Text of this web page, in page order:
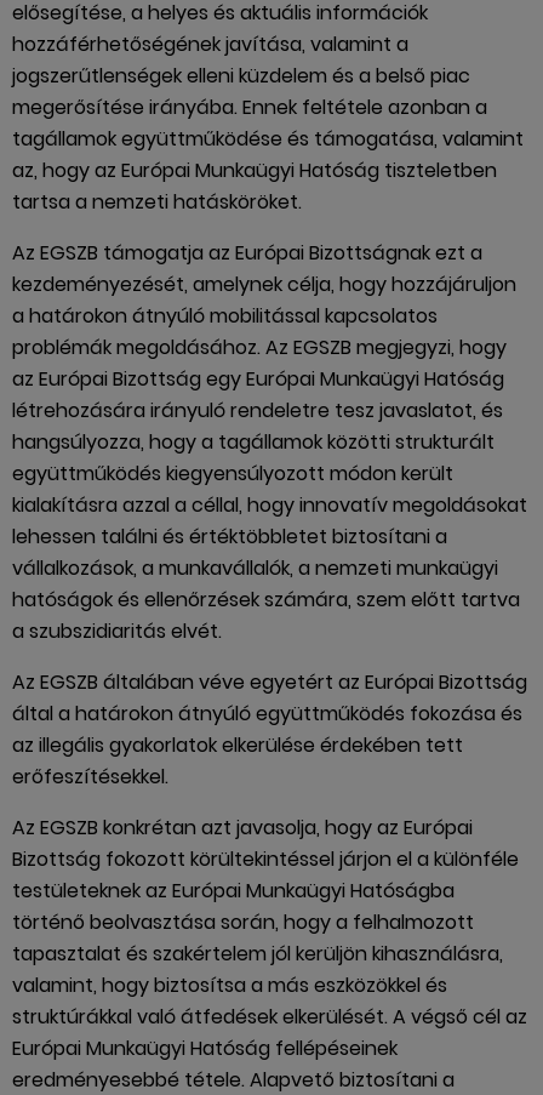
elősegítése, a helyes és aktuális információk
hozzáférhetőségének javítása, valamint a
jogszerűtlenségek elleni küzdelem és a belső piac
megerősítése irányába. Ennek feltétele azonban a
tagállamok együttműködése és támogatása, valamint
az, hogy az Európai Munkaügyi Hatóság tiszteletben
tartsa a nemzeti hatásköröket.
Az EGSZB támogatja az Európai Bizottságnak ezt a
kezdeményezését, amelynek célja, hogy hozzájáruljon
a határokon átnyúló mobilitással kapcsolatos
problémák megoldásához. Az EGSZB megjegyzi, hogy
az Európai Bizottság egy Európai Munkaügyi Hatóság
létrehozására irányuló rendeletre tesz javaslatot, és
hangsúlyozza, hogy a tagállamok közötti strukturált
együttműködés kiegyensúlyozott módon került
kialakításra azzal a céllal, hogy innovatív megoldásokat
lehessen találni és értéktöbbletet biztosítani a
vállalkozások, a munkavállalók, a nemzeti munkaügyi
hatóságok és ellenőrzések számára, szem előtt tartva
a szubszidiaritás elvét.
Az EGSZB általában véve egyetért az Európai Bizottság
által a határokon átnyúló együttműködés fokozása és
az illegális gyakorlatok elkerülése érdekében tett
erőfeszítésekkel.
Az EGSZB konkrétan azt javasolja, hogy az Európai
Bizottság fokozott körültekintéssel járjon el a különféle
testületeknek az Európai Munkaügyi Hatóságba
történő beolvasztása során, hogy a felhalmozott
tapasztalat és szakértelem jól kerüljön kihasználásra,
valamint, hogy biztosítsa a más eszközökkel és
struktúrákkal való átfedések elkerülését. A végső cél az
Európai Munkaügyi Hatóság fellépéseinek
eredményesebbé tétele. Alapvető biztosítani a